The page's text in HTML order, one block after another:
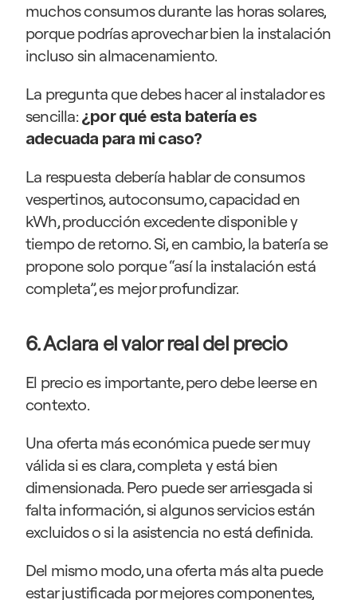
muchos consumos durante las horas solares,
porque podrías aprovechar bien la instalación
incluso sin almacenamiento.
La pregunta que debes hacer al instalador es
sencilla: ¿por qué esta batería es
adecuada para mi caso?
La respuesta debería hablar de consumos
vespertinos, autoconsumo, capacidad en
kWh, producción excedente disponible y
tiempo de retorno. Si, en cambio, la batería se
propone solo porque “así la instalación está
completa”, es mejor profundizar.
6. Aclara el valor real del precio
El precio es importante, pero debe leerse en
contexto.
Una oferta más económica puede ser muy
válida si es clara, completa y está bien
dimensionada. Pero puede ser arriesgada si
falta información, si algunos servicios están
excluidos o si la asistencia no está definida.
Del mismo modo, una oferta más alta puede
estar justificada por mejores componentes,